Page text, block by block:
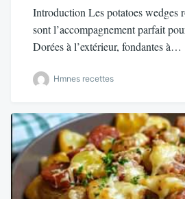
Introduction Les potatoes wedges
sont l’accompagnement parfait
Dorées à l’extérieur, fondantes à…
Hmnes recettes